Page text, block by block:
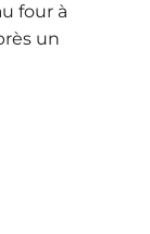
four à
un